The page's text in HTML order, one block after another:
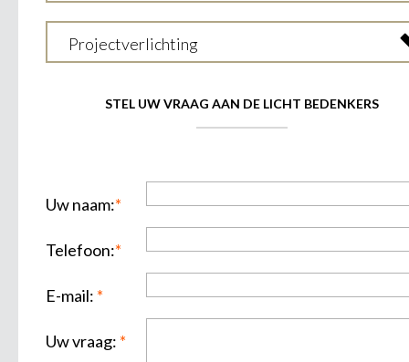
Projectverlichting
STEL UW VRAAG AAN DE LICHT BEDENKERS
Uw naam:*
Telefoon:*
E-mail: *
Uw vraag: *